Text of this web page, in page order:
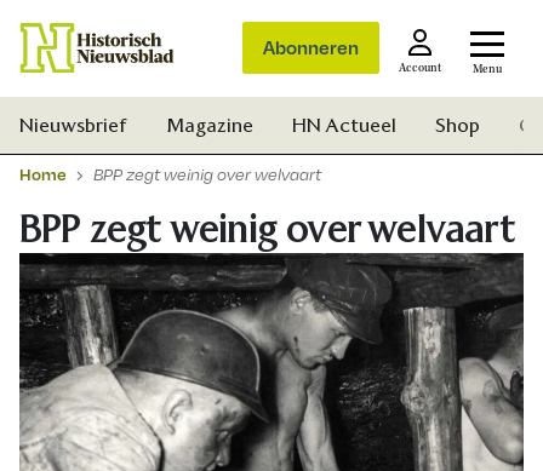
Abonneren
Account Menu
Nieuwsbrief Magazine HN Actueel Shop
Home BPP zegt weinig over welvaart
BPP zegt weinig over welvaart